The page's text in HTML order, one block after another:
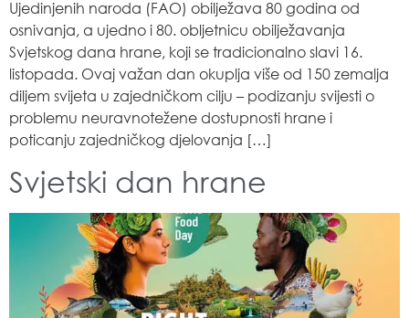
Ujedinjenih naroda (FAO) obilježava 80 godina od
osnivanja, a ujedno i 80. obljetnicu obilježavanja
Svjetskog dana hrane, koji se tradicionalno slavi 16.
listopada. Ovaj važan dan okuplja više od 150 zemalja
diljem svijeta u zajedničkom cilju – podizanju svijesti o
problemu neuravnotežene dostupnosti hrane i
poticanju zajedničkog djelovanja […]
Svjetski dan hrane